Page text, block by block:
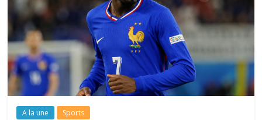
A la une Sports